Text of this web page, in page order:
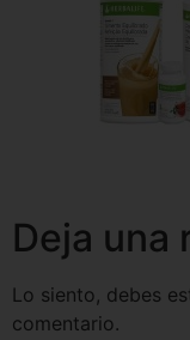
Deja una
Lo siento, debes
comentario.